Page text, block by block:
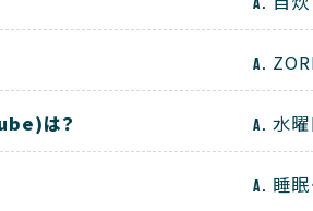
は？ 水曜
睡眠